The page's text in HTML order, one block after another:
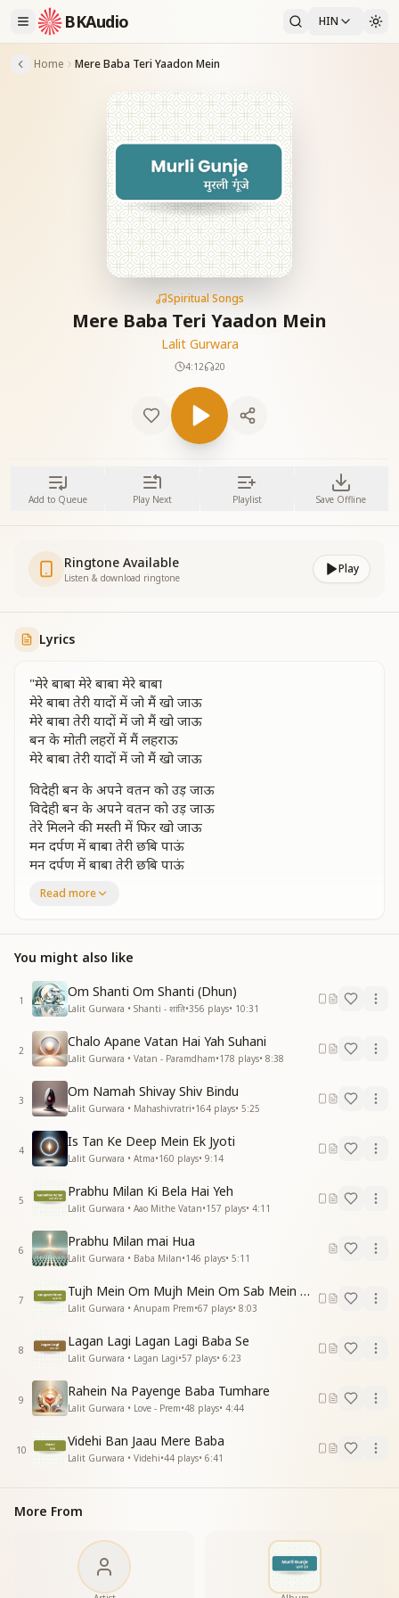
BKAudio HIN
Home Mere Baba Teri Yaadon Mein
Spiritual Songs
Mere Baba Teri Yaadon Mein
Lalit Gurwara
4:12 20
Add to Queue Play Next Playlist Save Offline
Ringtone Available
Listen & download ringtone
Play
Lyrics
"मेरे बाबा मेरे बाबा मेरे बाबा
मेरे बाबा तेरी यादों में जो मैं खो जाऊ
मेरे बाबा तेरी यादों में जो मैं खो जाऊ
बन के मोती लहरों में मैं लहराऊ
मेरे बाबा तेरी यादों में जो मैं खो जाऊ
विदेही बन के अपने वतन को उड़ जाऊ
विदेही बन के अपने वतन को उड़ जाऊ
तेरे मिलने की मस्ती में फिर खो जाऊ
मन दर्पण में बाबा तेरी छबि पाऊं
मन दर्पण में बाबा तेरी छबि पाऊं
मन ही मन में बाबा तुमसे बात करू
तु मेरा मीत बने और मैं तेरी हो जाऊ
हर धड़कन में सांसों में बस तुम्हें पाऊं
हर धड़कन में सांसों में बस तुम्हें पाऊं
बन के मोती लहरों में मैं लहराऊ
मेरे बाबा तेरी यादों में जो मैं खो जाऊ
मेरे बाबा तेरी यादों में जो मैं खो जाऊ"
Read more
You might also like
1
Om Shanti Om Shanti (Dhun)
Lalit Gurwara • Shanti - शांति•356 plays• 10:31
2
Chalo Apane Vatan Hai Yah Suhani
Lalit Gurwara • Vatan - Paramdham•178 plays• 8:38
3
Om Namah Shivay Shiv Bindu
Lalit Gurwara • Mahashivratri•164 plays• 5:25
4
Is Tan Ke Deep Mein Ek Jyoti
Lalit Gurwara • Atma•160 plays• 9:14
5
Prabhu Milan Ki Bela Hai Yeh
Lalit Gurwara • Aao Mithe Vatan•157 plays• 4:11
6
Prabhu Milan mai Hua
Lalit Gurwara • Baba Milan•146 plays• 5:11
7
Tujh Mein Om Mujh Mein Om Sab Mein Om
Lalit Gurwara • Anupam Prem•67 plays• 8:03
8
Lagan Lagi Lagan Lagi Baba Se
Lalit Gurwara • Lagan Lagi•57 plays• 6:23
9
Rahein Na Payenge Baba Tumhare
Lalit Gurwara • Love - Prem•48 plays• 4:44
10
Videhi Ban Jaau Mere Baba
Lalit Gurwara • Videhi•44 plays• 6:41
More From